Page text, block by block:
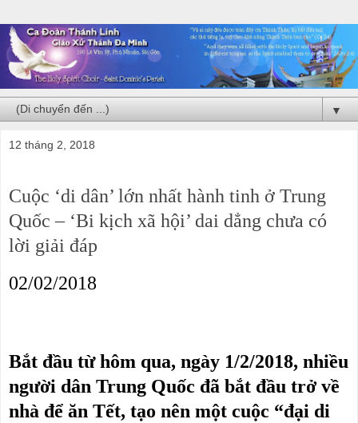
▼
12 tháng 2, 2018
Cuộc ‘di dân’ lớn nhất hành tinh ở Trung
Quốc – ‘Bi kịch xã hội’ dai dẳng chưa có
lời giải đáp
02/02/2018
Bắt đầu từ hôm qua, ngày 1/2/2018, nhiều
người dân Trung Quốc đã bắt đầu trở về
nhà để ăn Tết, tạo nên một cuộc “đại di